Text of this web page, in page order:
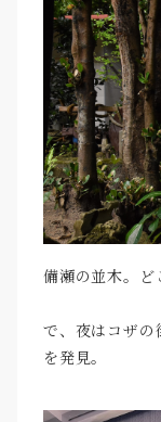
備瀬の並木。ど
で、夜はコザ
を発見。